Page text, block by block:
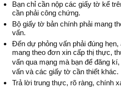
Bạn chỉ cần nộp các giấy tờ kể
cần phải công chứng.
Bộ giấy tờ bản chính phải mang
vấn.
Đến dự phỏng vấn phải đúng
mang theo đơn xin cấp thị thực,
vấn qua mạng mà bạn để đăng
vấn và các giấy tờ cần thiết khác.
Trả lời trung thực, rõ ràng, chính